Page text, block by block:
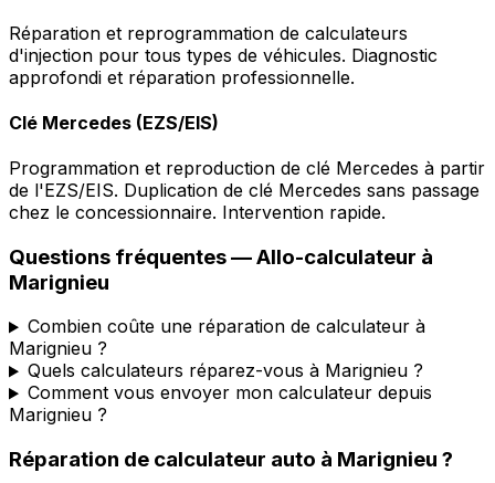
Réparation et reprogrammation de calculateurs
d'injection pour tous types de véhicules. Diagnostic
approfondi et réparation professionnelle.
Clé Mercedes (EZS/EIS)
Programmation et reproduction de clé Mercedes à partir
de l'EZS/EIS. Duplication de clé Mercedes sans passage
chez le concessionnaire. Intervention rapide.
Questions fréquentes —Allo-calculateur à
Marignieu
Combien coûte une réparation de calculateur à
Marignieu ?
Quels calculateurs réparez-vous à Marignieu ?
Comment vous envoyer mon calculateur depuis
Marignieu ?
Réparation de calculateur auto à Marignieu ?